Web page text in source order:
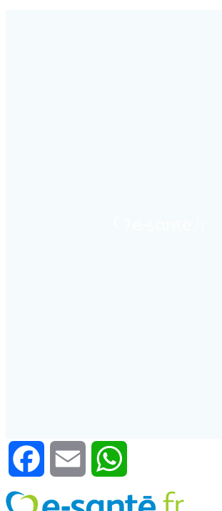
Facebook Email